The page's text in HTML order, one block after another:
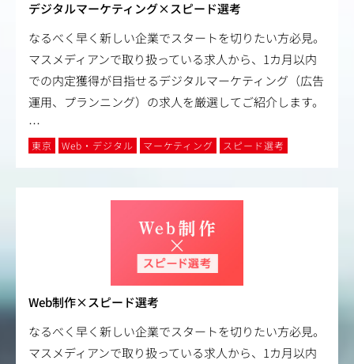
デジタルマーケティング×スピード選考
なるべく早く新しい企業でスタートを切りたい方必見。
マスメディアンで取り扱っている求人から、1カ月以内
での内定獲得が目指せるデジタルマーケティング（広告
運用、プランニング）の求人を厳選してご紹介します。
…
東京 Web・デジタル マーケティング スピード選考
Web制作×スピード選考
なるべく早く新しい企業でスタートを切りたい方必見。
マスメディアンで取り扱っている求人から、1カ月以内